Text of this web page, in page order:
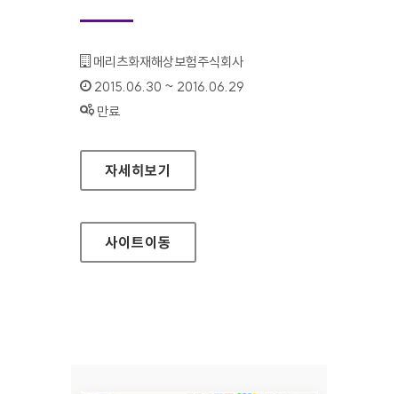
기관명 :
메리츠화재해상보험주식회사
인증기간 :
2015.06.30 ~ 2016.06.29
상태 :
만료
메리츠화재 다이렉트몰 홈페이지
자세히보기
사이트이동